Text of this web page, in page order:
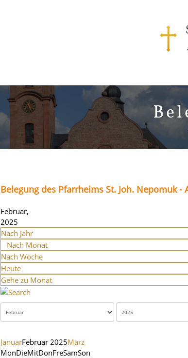
Belegung des Pfarrheims St. Joh. Nepomuk
Februar,
2025
Nach Jahr
Nach Monat
Nach Woche
Heute
Gehe zu Monat
JanuarFebruar 2025März
MonDieMitDonFreSamSon